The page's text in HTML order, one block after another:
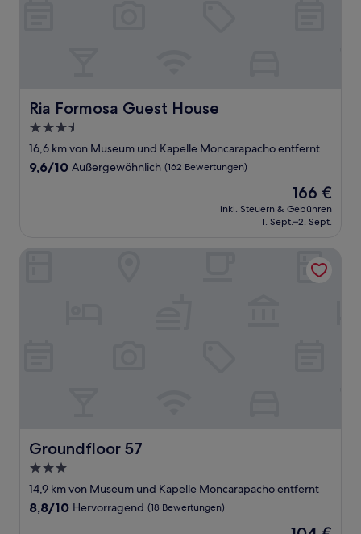
Ria Formosa Guest House
Ria Formosa Guest House
3.5-
Sterne-
Unterkunft
16,6 km von Museum und Kapelle Moncarapacho entfernt
9.6
9,6/10 Außergewöhnlich (162 Bewertungen)
Der
Preis
beträgt
166 €
inkl. Steuern & Gebühren
1. Sept.–2. Sept.
Groundfloor 57
Groundfloor 57
3.0-
Sterne-
Unterkunft
14,9 km von Museum und Kapelle Moncarapacho entfernt
8.8
8,8/10 Hervorragend (18 Bewertungen)
Der